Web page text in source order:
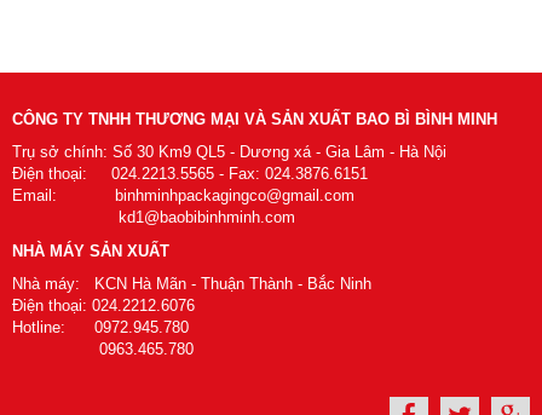
CÔNG TY TNHH THƯƠNG MẠI VÀ SẢN XUẤT BAO BÌ BÌNH MINH
Trụ sở chính: Số 30 Km9 QL5 - Dương xá - Gia Lâm - Hà Nội
Điện thoại: 024.2213.5565 - Fax: 024.3876.6151
Email: binhminhpackagingco@gmail.com
kd1@baobibinhminh.com
NHÀ MÁY SẢN XUẤT
Nhà máy: KCN Hà Mãn - Thuận Thành - Bắc Ninh
Điện thoại: 024.2212.6076
Hotline: 0972.945.780
0963.465.780